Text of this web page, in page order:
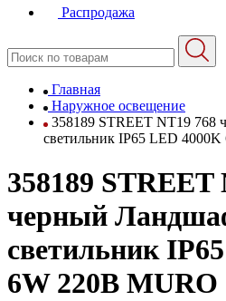
Распродажа
Главная
Наружное освещение
358189 STREET NT19
светильник IP65 LED
358189 STREET
черный
светильник
6W 220В MURO